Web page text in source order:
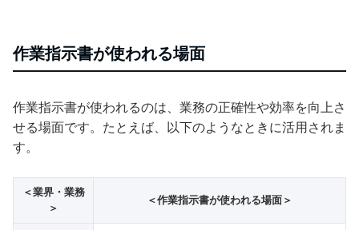
作業指示書が使われる場面
作業指示書が使われるのは、業務の正確性や効率を向上さ
せる場面です。たとえば、以下のようなときに活用されま
す。
＜業界・業務
＞
＜作業指示書が使われる場面＞